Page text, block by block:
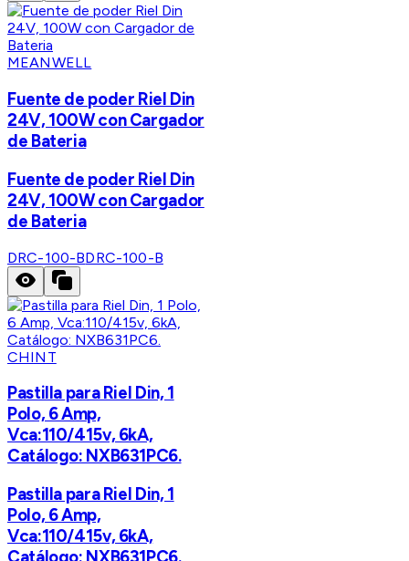
MEANWELL
Fuente de poder Riel Din
24V, 100W con Cargador
de Bateria
Fuente de poder Riel Din
24V, 100W con Cargador
de Bateria
DRC-100-BDRC-100-B
CHINT
Pastilla para Riel Din, 1
Polo, 6 Amp,
Vca:110/415v, 6kA,
Catálogo: NXB631PC6.
Pastilla para Riel Din, 1
Polo, 6 Amp,
Vca:110/415v, 6kA,